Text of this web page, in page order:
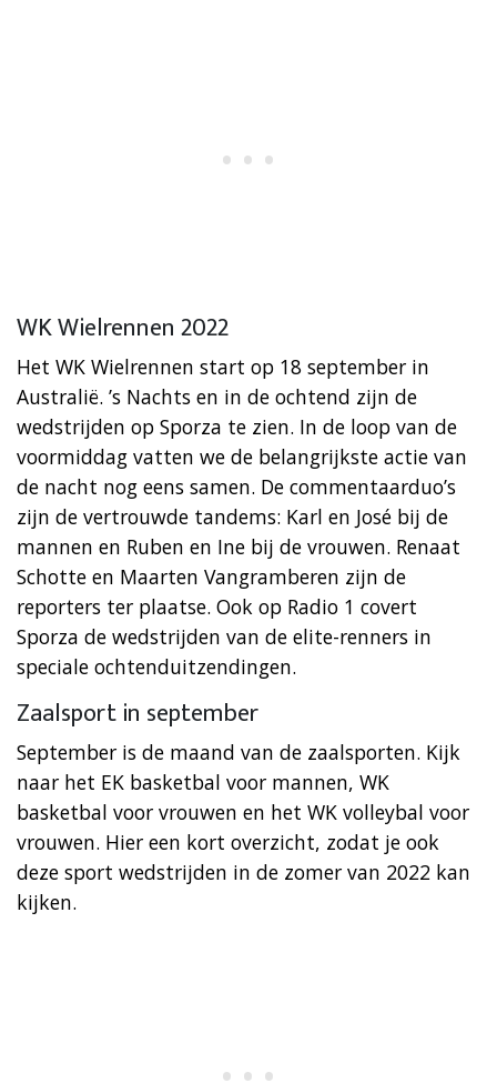
WK Wielrennen 2022
Het WK Wielrennen start op 18 september in
Australië. ’s Nachts en in de ochtend zijn de
wedstrijden op Sporza te zien. In de loop van de
voormiddag vatten we de belangrijkste actie van
de nacht nog eens samen. De commentaarduo’s
zijn de vertrouwde tandems: Karl en José bij de
mannen en Ruben en Ine bij de vrouwen. Renaat
Schotte en Maarten Vangramberen zijn de
reporters ter plaatse. Ook op Radio 1 covert
Sporza de wedstrijden van de elite-renners in
speciale ochtenduitzendingen.
Zaalsport in september
September is de maand van de zaalsporten. Kijk
naar het EK basketbal voor mannen, WK
basketbal voor vrouwen en het WK volleybal voor
vrouwen. Hier een kort overzicht, zodat je ook
deze sport wedstrijden in de zomer van 2022 kan
kijken.